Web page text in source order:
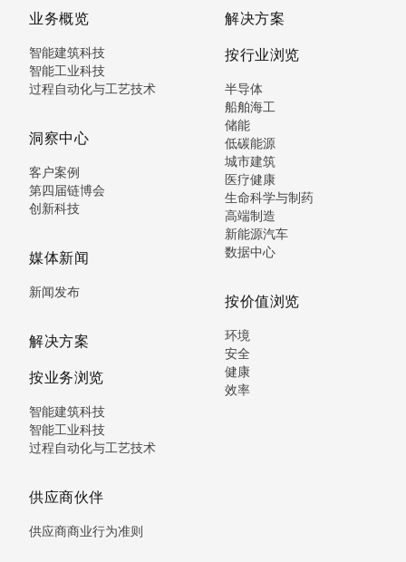
业务概览
智能建筑科技
智能工业科技
过程自动化与工艺技术
洞察中心
客户案例
第四届链博会
创新科技
媒体新闻
新闻发布
解决方案
按业务浏览
智能建筑科技
智能工业科技
过程自动化与工艺技术
供应商伙伴
供应商商业行为准则
解决方案
按行业浏览
半导体
船舶海工
储能
低碳能源
城市建筑
医疗健康
生命科学与制药
高端制造
新能源汽车
数据中心
按价值浏览
环境
安全
健康
效率